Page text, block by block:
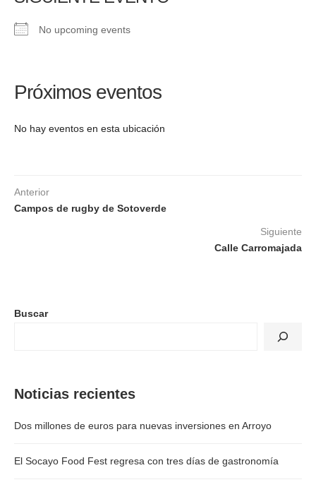
No upcoming events
Próximos eventos
No hay eventos en esta ubicación
Anterior
Campos de rugby de Sotoverde
Siguiente
Calle Carromajada
Buscar
Noticias recientes
Dos millones de euros para nuevas inversiones en Arroyo
El Socayo Food Fest regresa con tres días de gastronomía